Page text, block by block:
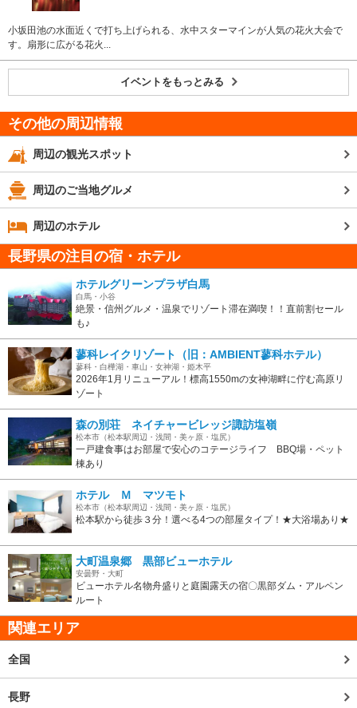
小坂田池の水面近くで打ち上げられる、水中スターマインが人気の花火大会で
す。扇形に広がる花火...
イベントをもっとみる
その他の周辺情報
周辺の観光スポット
周辺のご当地グルメ
周辺のホテル
長野県の注目の宿・ホテル
ホテルグリーンプラザ白馬
白馬・小谷
絶景・信州グルメ・温泉でリゾート滞在満喫！！直前割セール
も♪
蓼科レイクリゾート（旧：AMBIENT蓼科ホテル）
蓼科・白樺湖・車山・女神湖・姫木平
2026年1月リニューアル！標高1550mの女神湖畔に佇む高原リ
ゾート
森の別荘 ネイチャービレッジ諏訪塩嶺
松本市（松本駅周辺・浅間・美ヶ原・塩尻）
一戸建食事はお部屋で安心のコテージライフ BBQ場・ペット
棟あり
ホテル Ｍ マツモト
松本市（松本駅周辺・浅間・美ヶ原・塩尻）
松本駅から徒歩３分！選べる4つの部屋タイプ！★大浴場あり★
大町温泉郷 黒部ビューホテル
安曇野・大町
ビューホテル名物舟盛りと庭園露天の宿〇黒部ダム・アルペン
ルート
関連エリア
全国
長野